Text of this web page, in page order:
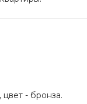
цвет - бронза.